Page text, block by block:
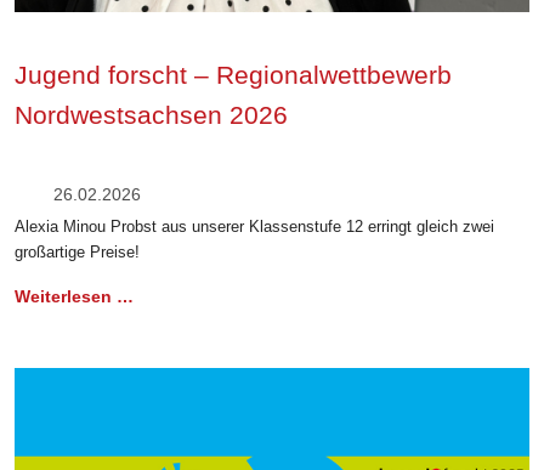
Jugend forscht – Regionalwettbewerb
Nordwestsachsen 2026
26.02.2026
Alexia Minou Probst aus unserer Klassenstufe 12 erringt gleich zwei
großartige Preise!
Weiterlesen …